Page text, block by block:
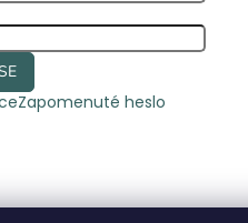
Zapomenuté heslo